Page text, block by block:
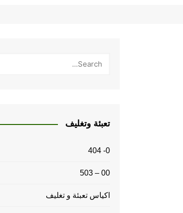
تعبئة وتغليف
0- 404
00 – 503
اكياس تعبئة و تغليف